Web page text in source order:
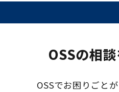
OSSの相
OSSでお困りごと